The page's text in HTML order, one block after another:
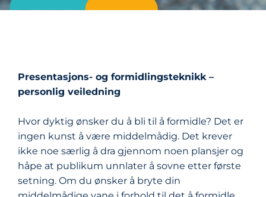
Presentasjons- og formidlingsteknikk –
personlig veiledning
Hvor dyktig ønsker du å bli til å formidle? Det er
ingen kunst å være middelmådig. Det krever
ikke noe særlig å dra gjennom noen plansjer og
håpe at publikum unnlater å sovne etter første
setning. Om du ønsker å bryte din